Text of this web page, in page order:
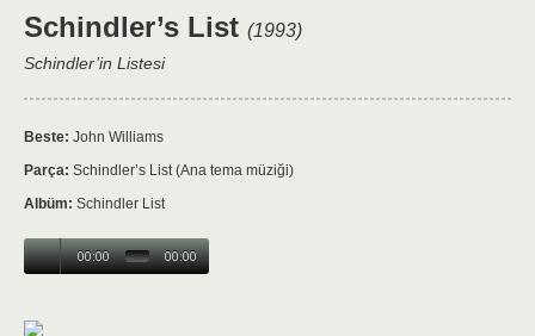
Schindler’s List (1993)
Schindler’in Listesi
Beste: John Williams
Parça: Schindler’s List (Ana tema müziği)
Albüm: Schindler List
00:00 00:00